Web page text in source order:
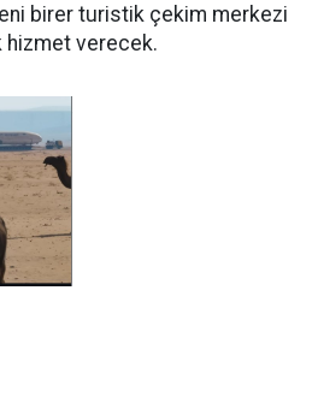
birer turistik çekim merkezi
hizmet verecek.